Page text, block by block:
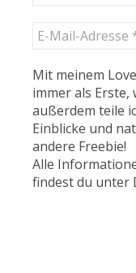
Mit meinem
immer als
außerdem teile
Einblicke und
andere Freebie!
Alle
findest du unter